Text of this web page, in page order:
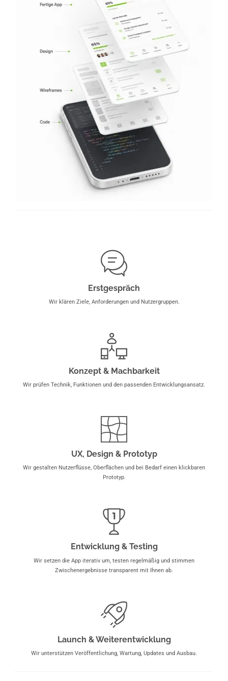
Erstgespräch
Wir klären Ziele, Anforderungen und Nutzergruppen.
Konzept & Machbarkeit
Wir prüfen Technik, Funktionen und den passenden Entwicklungsansatz.
UX, Design & Prototyp
Wir gestalten Nutzerflüsse, Oberflächen und bei Bedarf einen klickbaren
Prototyp.
Entwicklung & Testing
Wir setzen die App iterativ um, testen regelmäßig und stimmen
Zwischenergebnisse transparent mit Ihnen ab.
Launch & Weiterentwicklung
Wir unterstützen Veröffentlichung, Wartung, Updates und Ausbau.